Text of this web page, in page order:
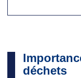
déchets